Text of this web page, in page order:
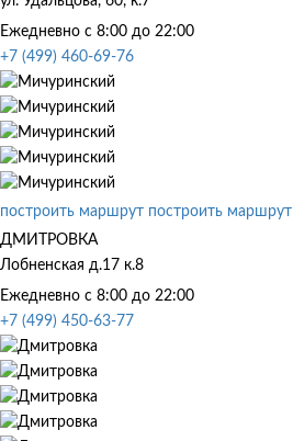
Ежедневно с 8:00 до 22:00
+7 (499) 460-69-76
построить маршрут построить маршрут
ДМИТРОВКА
Лобненская д.17 к.8
Ежедневно с 8:00 до 22:00
+7 (499) 450-63-77